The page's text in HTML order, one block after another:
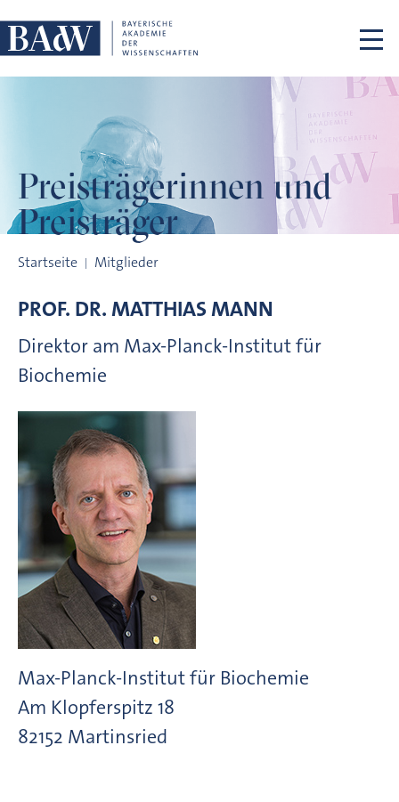
Preisträgerinnen und
Preisträger
Startseite Mitglieder
PROF. DR.MATTHIASMANN
Direktor am Max-Planck-Institut für
Biochemie
Max-Planck-Institut für Biochemie
Am Klopferspitz 18
82152 Martinsried